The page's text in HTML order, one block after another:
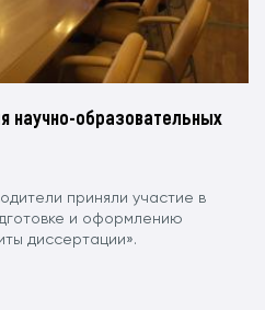
научно-образовательных
приняли участие в
и оформлению
диссертации».